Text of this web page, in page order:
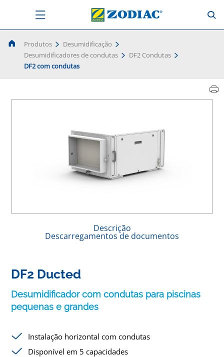
Produtos
Desumidificação
Desumidificadores de condutas
DF2 Condutas
DF2 com condutas
Descrição
Descarregamentos de documentos
DF2 Ducted
Desumidificador com condutas para piscinas
pequenas e grandes
Instalação horizontal com condutas
Disponível em 5 capacidades